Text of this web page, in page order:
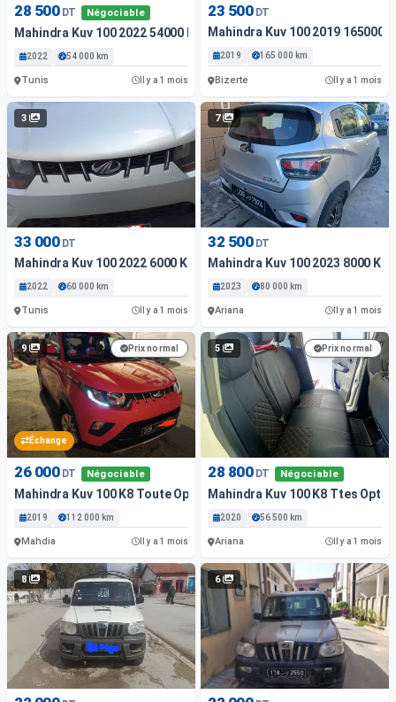
28 500 DT Négociable
Mahindra Kuv 100 2022 54000 Km
2022 54 000 km
Tunis Il y a 1 mois
23 500 DT
Mahindra Kuv 100 2019 165000
2019 165 000 km
Bizerte Il y a 1 mois
3
33 000 DT
Mahindra Kuv 100 2022 6000 Km
2022 60 000 km
Tunis Il y a 1 mois
7
32 500 DT
Mahindra Kuv 100 2023 8000 Km
2023 80 000 km
Ariana Il y a 1 mois
9
Échange
Prix normal
26 000 DT Négociable
Mahindra Kuv 100 K8 Toute Option dans L&#039; Emballage
2019 112 000 km
Mahdia Il y a 1 mois
5 Prix normal
28 800 DT Négociable
Mahindra Kuv 100 K8 Ttes
2020 56 500 km
Ariana Il y a 1 mois
8 6